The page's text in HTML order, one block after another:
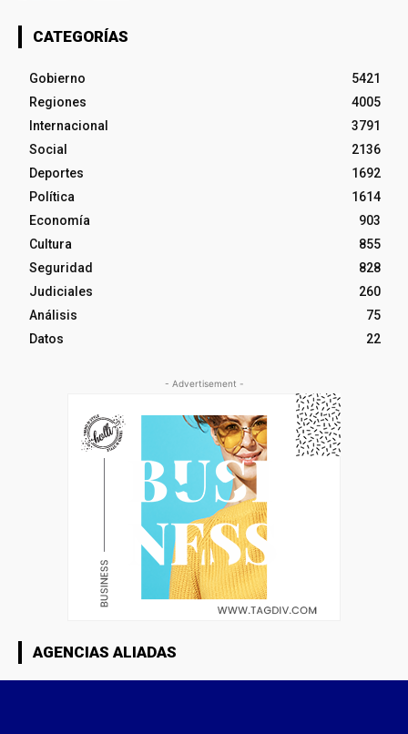
CATEGORÍAS
Gobierno
5421
Regiones
4005
Internacional
3791
Social
2136
Deportes
1692
Política
1614
Economía
903
Cultura
855
Seguridad
828
Judiciales
260
Análisis
75
Datos
22
- Advertisement -
AGENCIAS ALIADAS